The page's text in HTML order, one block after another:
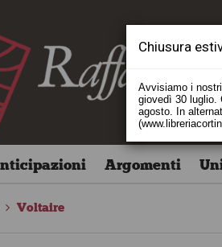
Argomenti
Voltaire
Chiusura
Avvisiamo i
giovedì 30 luglio.
agosto. In